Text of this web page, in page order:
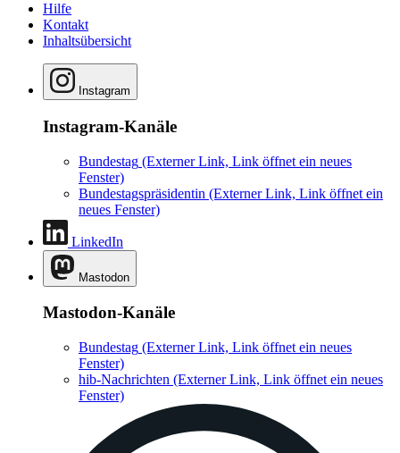
Hilfe
Kontakt
Inhaltsübersicht
Instagram
Instagram-Kanäle
Bundestag (Externer Link, Link öffnet ein neues
Fenster)
Bundestagspräsidentin (Externer Link, Link öffnet ein
neues Fenster)
LinkedIn
Mastodon
Mastodon-Kanäle
Bundestag (Externer Link, Link öffnet ein neues
Fenster)
hib-Nachrichten (Externer Link, Link öffnet ein neues
Fenster)